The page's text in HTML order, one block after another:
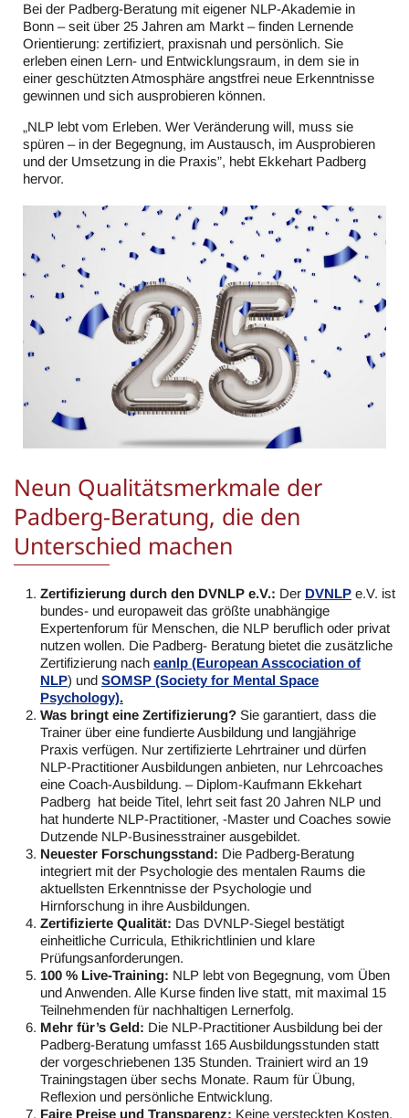
Bei der Padberg-Beratung mit eigener NLP-Akademie in
Bonn – seit über 25 Jahren am Markt – finden Lernende
Orientierung: zertifiziert, praxisnah und persönlich. Sie
erleben einen Lern- und Entwicklungsraum, in dem sie in
einer geschützten Atmosphäre angstfrei neue Erkenntnisse
gewinnen und sich ausprobieren können.
„NLP lebt vom Erleben. Wer Veränderung will, muss sie
spüren – in der Begegnung, im Austausch, im Ausprobieren
und der Umsetzung in die Praxis”, hebt Ekkehart Padberg
hervor.
Neun Qualitätsmerkmale der
Padberg-Beratung, die den
Unterschied machen
Zertifizierung durch den DVNLP e.V.: Der DVNLP e.V. ist
bundes- und europaweit das größte unabhängige
Expertenforum für Menschen, die NLP beruflich oder privat
nutzen wollen. Die Padberg- Beratung bietet die zusätzliche
Zertifizierung nach eanlp (European Asscociation of
NLP) und SOMSP (Society for Mental Space
Psychology).
Was bringt eine Zertifizierung? Sie garantiert, dass die
Trainer über eine fundierte Ausbildung und langjährige
Praxis verfügen. Nur zertifizierte Lehrtrainer und dürfen
NLP-Practitioner Ausbildungen anbieten, nur Lehrcoaches
eine Coach-Ausbildung. – Diplom-Kaufmann Ekkehart
Padberg hat beide Titel, lehrt seit fast 20 Jahren NLP und
hat hunderte NLP-Practitioner, -Master und Coaches sowie
Dutzende NLP-Businesstrainer ausgebildet.
Neuester Forschungsstand: Die Padberg-Beratung
integriert mit der Psychologie des mentalen Raums die
aktuellsten Erkenntnisse der Psychologie und
Hirnforschung in ihre Ausbildungen.
Zertifizierte Qualität: Das DVNLP-Siegel bestätigt
einheitliche Curricula, Ethikrichtlinien und klare
Prüfungsanforderungen.
100 % Live-Training: NLP lebt von Begegnung, vom Üben
und Anwenden. Alle Kurse finden live statt, mit maximal 15
Teilnehmenden für nachhaltigen Lernerfolg.
Mehr für’s Geld: Die NLP-Practitioner Ausbildung bei der
Padberg-Beratung umfasst 165 Ausbildungsstunden statt
der vorgeschriebenen 135 Stunden. Trainiert wird an 19
Trainingstagen über sechs Monate. Raum für Übung,
Reflexion und persönliche Entwicklung.
Faire Preise und Transparenz: Keine versteckten Kosten,